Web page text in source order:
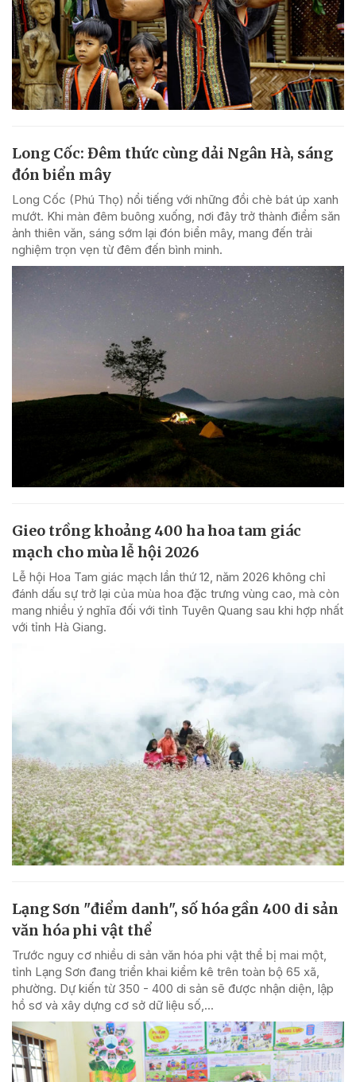
Long Cốc: Đêm thức cùng dải Ngân Hà, sáng
đón biển mây
Long Cốc (Phú Thọ) nổi tiếng với những đồi chè bát úp xanh
mướt. Khi màn đêm buông xuống, nơi đây trở thành điểm săn
ảnh thiên văn, sáng sớm lại đón biển mây, mang đến trải
nghiệm trọn vẹn từ đêm đến bình minh.
Gieo trồng khoảng 400 ha hoa tam giác
mạch cho mùa lễ hội 2026
Lễ hội Hoa Tam giác mạch lần thứ 12, năm 2026 không chỉ
đánh dấu sự trở lại của mùa hoa đặc trưng vùng cao, mà còn
mang nhiều ý nghĩa đối với tỉnh Tuyên Quang sau khi hợp nhất
với tỉnh Hà Giang.
Lạng Sơn "điểm danh", số hóa gần 400 di sản
văn hóa phi vật thể
Trước nguy cơ nhiều di sản văn hóa phi vật thể bị mai một,
tỉnh Lạng Sơn đang triển khai kiểm kê trên toàn bộ 65 xã,
phường. Dự kiến từ 350 - 400 di sản sẽ được nhận diện, lập
hồ sơ và xây dựng cơ sở dữ liệu số,...